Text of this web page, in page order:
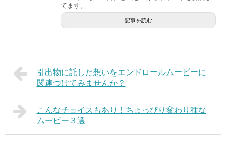
てます。
記事を読む
引出物に託した想いをエンドロールムービーに
関連づけてみませんか？
こんなチョイスもあり！ちょっぴり変わり種な
ムービー３選